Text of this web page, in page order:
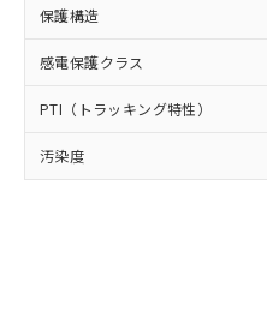
保護構造
感電保護クラス
PTI（トラッキング特性）
汚染度
示しないよう
マイパーツ機
ビス）をご利用
メンバーズに
あります。
お客様が当ウ
登録された部
部品在庫の切り替え
月が前後することが
※3 非含有証明書
「10」：通常の使用
質が外部に漏えいし
及ぼさない年数を意
「－」：未確認です
該第三者に通
販売先および
法に輸出するお
り引きをいた
白
受注生産
情報を公